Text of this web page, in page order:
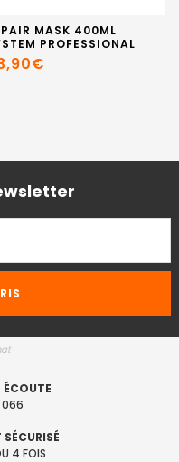
MASK 400ML
PROFESSIONAL
066
4 FOIS